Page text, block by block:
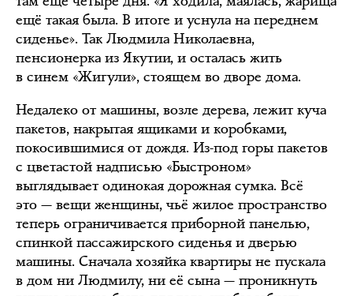
ещё такая была. В итоге и уснула на переднем
сиденье». Так Людмила Николаевна,
пенсионерка из Якутии, и осталась жить
в синем «Жигули», стоящем во дворе дома.
Недалеко от машины, возле дерева, лежит куча
пакетов, накрытая ящиками и коробками,
покосившимися от дождя. Из-под горы пакетов
с цветастой надписью «Быстроном»
выглядывает одинокая дорожная сумка. Всё
это — вещи женщины, чьё жилое пространство
теперь ограничивается приборной панелью,
спинкой пассажирского сиденья и дверью
машины. Сначала хозяйка квартиры не пускала
в дом ни Людмилу, ни её сына — проникнуть